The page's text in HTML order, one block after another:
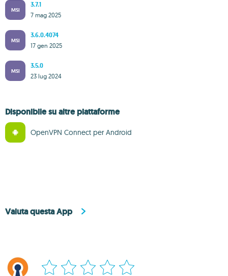
MSI
3.7.1
7 mag 2025
MSI
3.6.0.4074
17 gen 2025
MSI
3.5.0
23 lug 2024
Disponibile su altre piattaforme
OpenVPN Connect per Android
Valuta questa App